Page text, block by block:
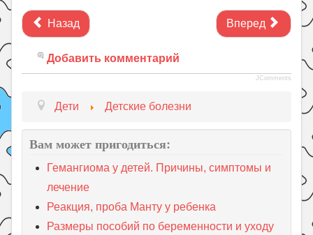
Назад Вперед
Добавить комментарий
JComments
Дети Детские болезни
Вам может пригодиться:
Гемангиома у детей. Причины, симптомы и
лечение
Реакция, проба Манту у ребенка
Размеры пособий по беременности и уходу